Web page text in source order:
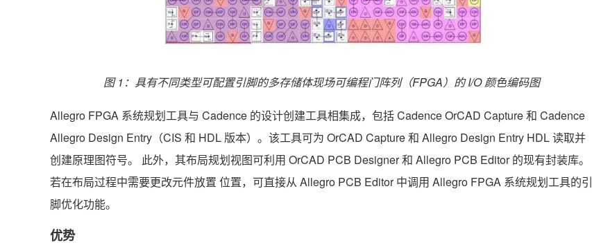
图 1：具有不同类型可配置引脚的多存储体现场可编程门阵列（FPGA）的 I/O 颜色编码图
Allegro FPGA 系统规划工具与 Cadence 的设计创建工具相集成，包括 Cadence OrCAD Capture 和 Cadence
Allegro Design Entry（CIS 和 HDL 版本）。该工具可为 OrCAD Capture 和 Allegro Design Entry HDL 读取并
创建原理图符号。 此外，其布局规划视图可利用 OrCAD PCB Designer 和 Allegro PCB Editor 的现有封装库。
若在布局过程中需要更改元件放置 位置，可直接从 Allegro PCB Editor 中调用 Allegro FPGA 系统规划工具的引
脚优化功能。
优势